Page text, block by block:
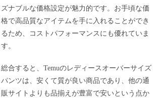
ズナブルな価格設定が魅力的です。お手頃な価
格で高品質なアイテムを手に入れることができ
るため、コストパフォーマンスにも優れていま
す。
総合すると、Temuのレディースオーバーサイズ
パンツは、安くて質が良い商品であり、他の通
販サイトよりも品揃えが豊富で安いという点か